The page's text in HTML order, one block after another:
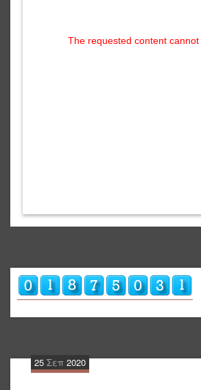
The requested content cannot
25 Σεπ 2020